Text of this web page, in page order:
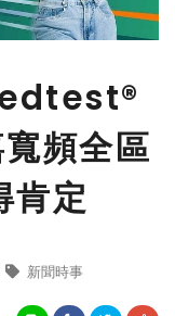
頻全區
肯定
新聞時事